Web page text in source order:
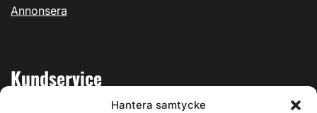
Hantera samtycke
Annonsera
Kundservice